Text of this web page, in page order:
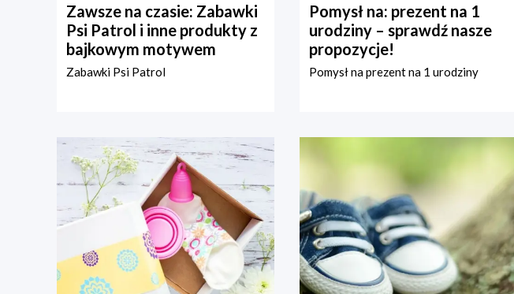
Zawsze na czasie: Zabawki
Psi Patrol i inne produkty z
bajkowym motywem
Zabawki Psi Patrol
Pomysł na: prezent na 1
urodziny – sprawdź nasze
propozycje!
Pomysł na prezent na 1 urodziny